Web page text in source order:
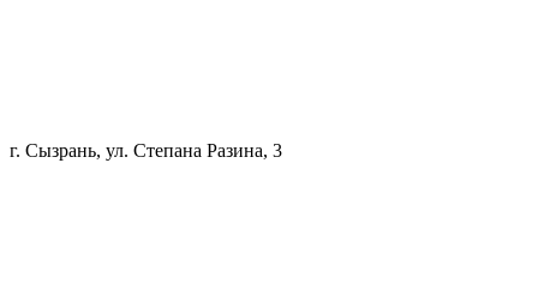
г. Сызрань, ул. Степана Разина, 3